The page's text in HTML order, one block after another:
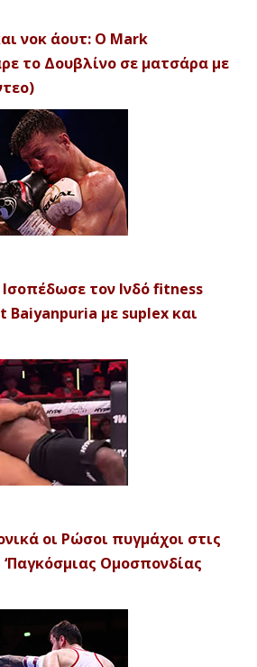
νοκ άουτ: Ο Mark
το Δουβλίνο σε ματσάρα με
τον Ινδό fitness
Baiyanpuria με suplex και
οι Ρώσοι πυγμάχοι στις
Ομοσπονδίας